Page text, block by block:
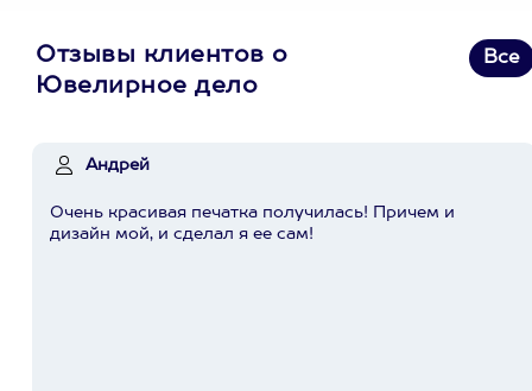
Отзывы клиентов о
Ювелирное дело
Все
Андрей
Очень красивая печатка получилась! Причем и
дизайн мой, и сделал я ее сам!